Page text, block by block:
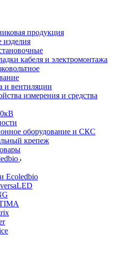
продукция
изделия
кабеля и электромонтажа
и вентиляции
измерения и средства
оборудование и СКС
крепеж
Ecoledbio